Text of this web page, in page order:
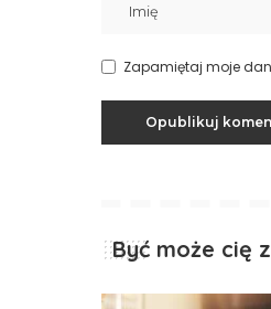
Zapamiętaj moje
Być może cię